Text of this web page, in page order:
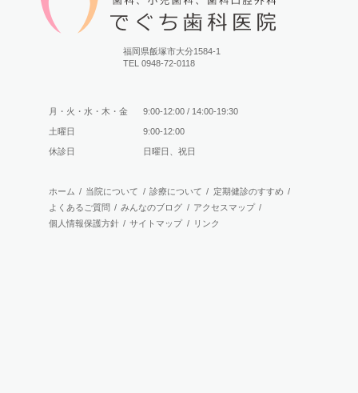
1 2 5 次へ
最近の投稿
4月28日〜5月5日は休診させていただきます(04/23)
1月26日(土)は休診です
福岡県飯塚市大分1584-1
TEL 0948-72-0118
月・火・水・木・金 9:00-12:00 / 14:00-19:30
土曜日 9:00-12:00
休診日 日曜日、祝日
ホーム / 当院について / 診療について / 定期健診のすすめ /
よくあるご質問 / みんなのブログ / アクセスマップ /
個人情報保護方針 / サイトマップ / リンク